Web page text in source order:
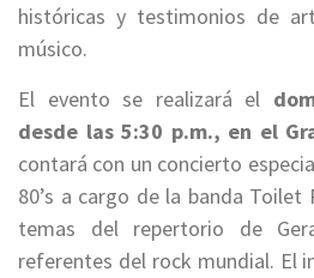
históricas y testimonios de
músico.
El evento se realizará el
desde las 5:30 p.m., en el
contará con un concierto
80’s a cargo de la banda Toilet
temas del repertorio de
referentes del rock mundial. El